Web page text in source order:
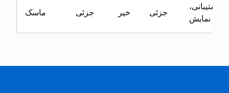
ماسک جزئی خیر جزئی
پشتیبانی،